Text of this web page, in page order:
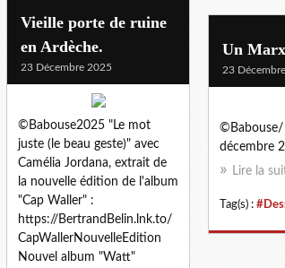
Vieille porte de ruine
en Ardèche.
23 Décembre 2025
©Babouse2025 "Le mot
juste (le beau geste)" avec
Camélia Jordana, extrait de
la nouvelle édition de l'album
"Cap Waller" :
https://BertrandBelin.lnk.to/
CapWallerNouvelleEdition
Nouvel album "Watt"
Un
23
©Babouse/
décembre
Lire la
Tag(s) :